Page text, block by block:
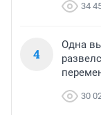
34
4
Одна
30